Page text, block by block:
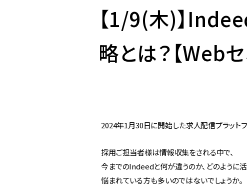
【1/9(木)】
略とは？【Webセ
2024年1月30日に開始した求人配信プラット
採用ご担当者様は情報収集をされる中で、
今までのIndeedと何が違うのか、どのように
悩まれている方も多いのではないでしょうか。